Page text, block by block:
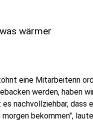
wärmer
eine Mitarbeiterin
werden, haben
nachvollziehbar,
bekommen",